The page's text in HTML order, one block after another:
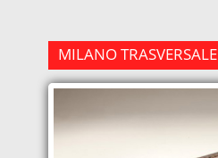
MILANO TRASVERSALE